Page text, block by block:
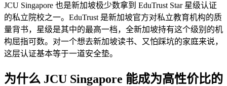
JCU Singapore 也是新加坡极少数拿到 EduTrust Star 星级认证
的私立院校之一。EduTrust 是新加坡官方对私立教育机构的质
量背书，星级是其中的最高一档，全新加坡持有这个级别的机
构屈指可数。对一个想去新加坡读书、又怕踩坑的家庭来说，
这层认证基本等于一道安全垫。
为什么 JCU Singapore 能成为高性价比的